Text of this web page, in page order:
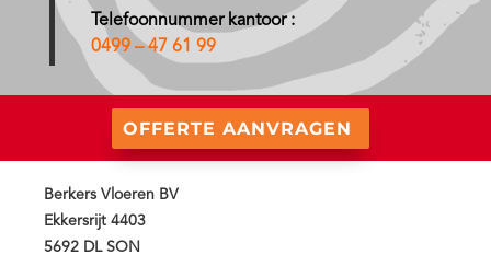
Telefoonnummer kantoor :
0499 – 47 61 99
OFFERTE AANVRAGEN
Berkers Vloeren BV
Ekkersrijt 4403
5692 DL SON